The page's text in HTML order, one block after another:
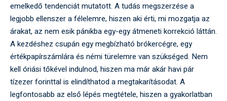
emelkedő tendenciát mutatott. A tudás megszerzése a
legjobb ellenszer a félelemre, hiszen aki érti, mi mozgatja az
árakat, az nem esik pánikba egy-egy átmeneti korrekció láttán.
A kezdéshez csupán egy megbízható brókercégre, egy
értékpapírszámlára és némi türelemre van szükséged. Nem
kell óriási tőkével indulnod, hiszen ma már akár havi pár
tízezer forinttal is elindíthatod a megtakarításodat. A
legfontosabb az első lépés megtétele, hiszen a gyakorlatban